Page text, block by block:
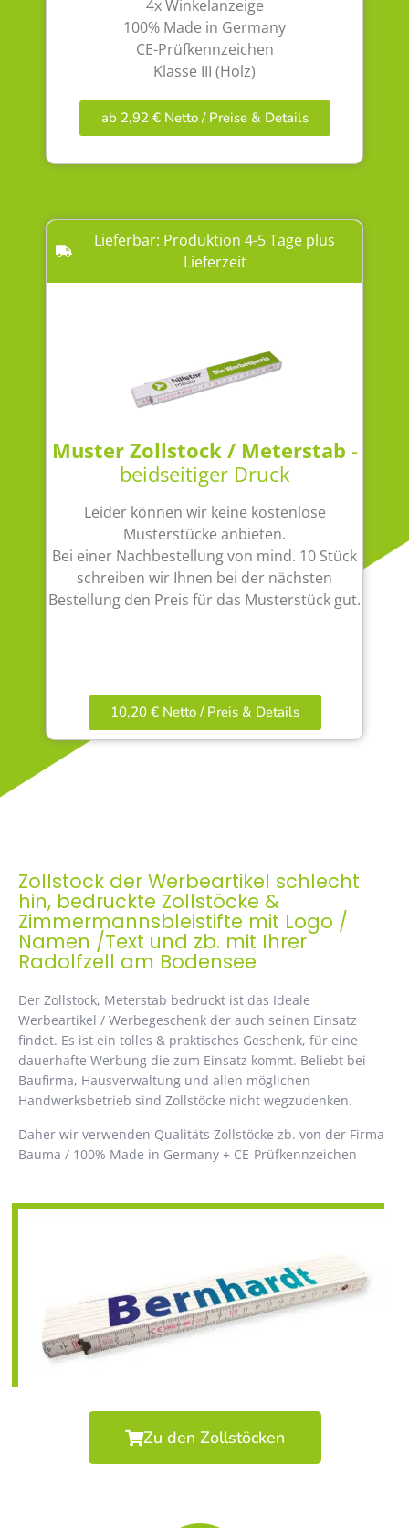
4x Winkelanzeige
100% Made in Germany
CE-Prüfkennzeichen
Klasse III (Holz)
ab 2,92 € Netto / Preise & Details
Lieferbar: Produktion 4-5 Tage plus
Lieferzeit
Muster Zollstock / Meterstab -
beidseitiger Druck
Leider können wir keine kostenlose
Musterstücke anbieten.
Bei einer Nachbestellung von mind. 10 Stück
schreiben wir Ihnen bei der nächsten
Bestellung den Preis für das Musterstück gut.
10,20 € Netto / Preis & Details
Zollstock der Werbeartikel schlecht
hin, bedruckte Zollstöcke &
Zimmermannsbleistifte mit Logo /
Namen /Text und zb. mit Ihrer
Radolfzell am Bodensee
Der Zollstock, Meterstab bedruckt ist das Ideale
Werbeartikel / Werbegeschenk der auch seinen Einsatz
findet. Es ist ein tolles & praktisches Geschenk, für eine
dauerhafte Werbung die zum Einsatz kommt. Beliebt bei
Baufirma, Hausverwaltung und allen möglichen
Handwerksbetrieb sind Zollstöcke nicht wegzudenken.
Daher wir verwenden Qualitäts Zollstöcke zb. von der Firma
Bauma / 100% Made in Germany + CE-Prüfkennzeichen
Zu den Zollstöcken